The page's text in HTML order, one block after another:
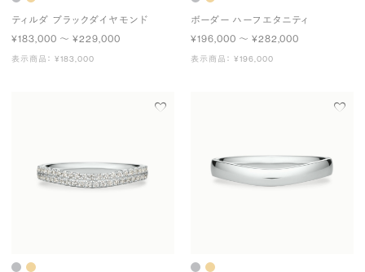
ティルダ ブラックダイヤモンド
¥183,000 〜 ¥229,000
表示商品： ¥183,000
ボーダー ハーフエタニティ
¥196,000 〜 ¥282,000
表示商品： ¥196,000